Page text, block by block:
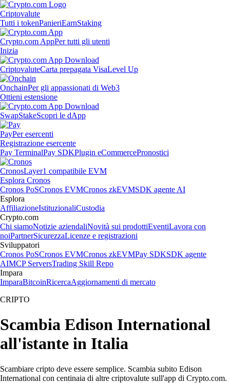
Criptovalute
Tutti i tokenPanieriEarnStaking
Crypto.com AppPer tutti gli utenti
Inizia
CriptovaluteCarta prepagata VisaLevel Up
OnchainPer gli appassionati di Web3
Ottieni estensione
SwapStakeScopri le dApp
PayPer esercenti
Registrazione esercente
Pay TerminalPay SDKPlugin eCommercePronostici
CronosLayer1 compatibile EVM
Esplora Cronos
Cronos PoSCronos EVMCronos zkEVMSDK agente AI
Esplora
AffiliazioneIstituzionaliCustodia
Crypto.com
Chi siamoNotizie aziendaliNovità sui prodottiEventiLavora con
noiPartnerSicurezzaLicenze e registrazioni
Sviluppatori
Cronos PoSCronos EVMCronos zkEVMPay SDKSDK agente
AIMCP ServersTrading Skill Repo
Impara
ImparaBitcoinRicercaAggiornamenti di mercato
CRIPTO
Scambia Edison International
all'istante in Italia
Scambiare cripto deve essere semplice. Scambia subito Edison
International con centinaia di altre criptovalute sull'app di Crypto.com.